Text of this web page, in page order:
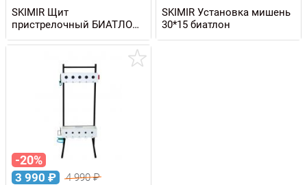
SKIMIR Щит
пристрелочный БИАТЛОН
пулеуловитель для
пневматики,
металлический
SKIMIR Установка мишень
30*15 биатлон
-20%
3 990 ₽ 4 990₽